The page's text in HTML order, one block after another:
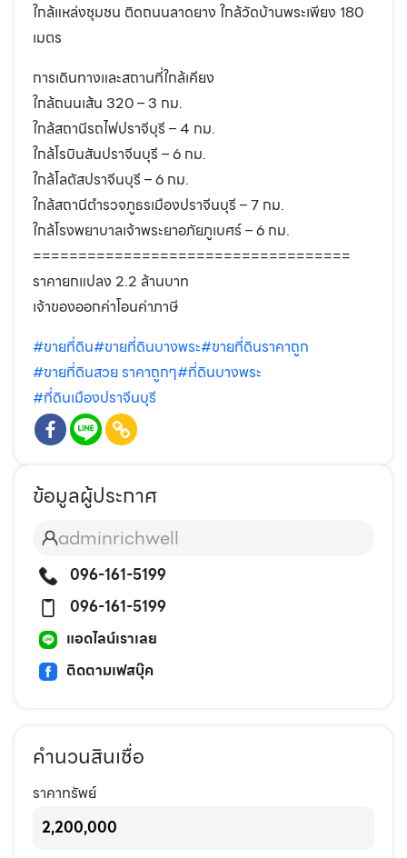
ใกล้แหล่งชุมชน ติดถนนลาดยาง ใกล้วัดบ้านพระเพียง 180
เมตร
การเดินทางและสถานที่ใกล้เคียง
ใกล้ถนนเส้น 320 – 3 กม.
ใกล้สถานีรถไฟปราจีบุรี – 4 กม.
ใกล้โรบินสันปราจีนบุรี – 6 กม.
ใกล้โลตัสปราจีนบุรี – 6 กม.
ใกล้สถานีตำรวจภูธรเมืองปราจีนบุรี – 7 กม.
ใกล้โรงพยาบาลเจ้าพระยาอภัยภูเบศร์ – 6 กม.
===================================
ราคายกแปลง 2.2 ล้านบาท
เจ้าของออกค่าโอนค่าภาษี
#ขายที่ดิน#ขายที่ดินบางพระ#ขายที่ดินราคาถูก
#ขายที่ดินสวย ราคาถูกๆ#ที่ดินบางพระ
#ที่ดินเมืองปราจีนบุรี
ข้อมูลผู้ประกาศ
adminrichwell
096-161-5199
096-161-5199
แอดไลน์เราเลย
ติดตามเฟสบุ๊ค
คำนวนสินเชื่อ
ราคาทรัพย์